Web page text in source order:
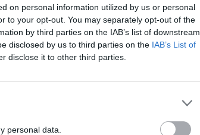
on personal information utilized by us or personal
to your opt-out. You may separately opt-out of the
by third parties on the IAB’s list of downstream
disclosed by us to third parties on the IAB’s List of
disclose it to other third parties.
personal data.